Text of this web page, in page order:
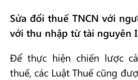
Sửa đổi thuế TNCN với
với thu nhập từ tài nguyên
Để thực hiện chiến lược
thuế, các Luật Thuế cũng